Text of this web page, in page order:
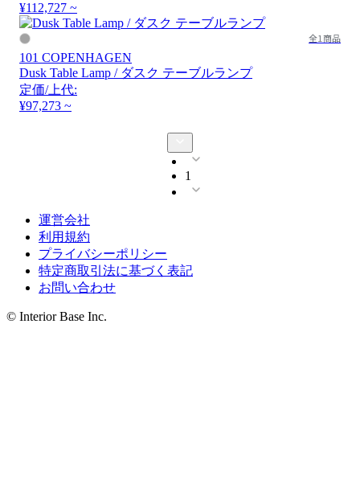
¥112,727 ~
全1商品
101 COPENHAGEN
Dusk Table Lamp / ダスク テーブルランプ
定価/上代:
¥97,273 ~
1
運営会社
利用規約
プライバシーポリシー
特定商取引法に基づく表記
お問い合わせ
© Interior Base Inc.